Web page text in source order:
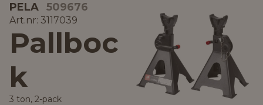
PELA 509676
Art.nr: 3117039
Pallboc
k
3 ton, 2-pack